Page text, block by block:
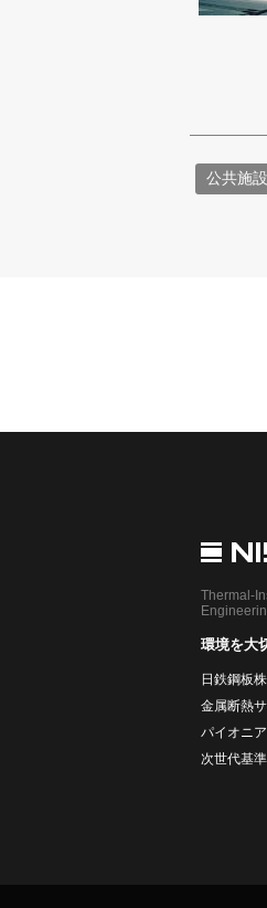
公共施設
Thermal-
環境を大
日鉄鋼板
金属断熱
パイオニ
次世代基